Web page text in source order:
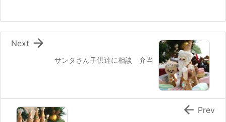
o
k
サンタさん子供達に相談 弁当

Next
 Prev